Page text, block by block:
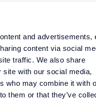
and advertisements,
content via social
traffic. We also share
site with our social media,
who may combine it with
them or that they’ve
VIA Outlets
ist, werden Sie
informiert.
VIA Outlets
Beschwerde
(bei
der Vorgang auch